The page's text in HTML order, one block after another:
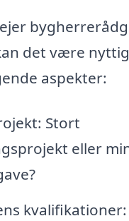
det være
aspekter:
Stort
eller
kvalifikationer: